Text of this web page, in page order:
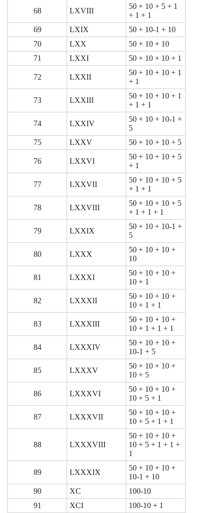
68 LXVIII
50 + 10 + 5 + 1
+ 1 + 1
69
LXIX
50 + 10-1 + 10
70
LXX
50 + 10 + 10
71
LXXI 50 + 10 + 10 + 1
72 LXXII
50 + 10 + 10 + 1
+ 1
73 LXXIII
50 + 10 + 10 + 1
+ 1 + 1
74 LXXIV
50 + 10 + 10-1 +
5
75
LXXV 50 + 10 + 10 + 5
76 LXXVI
50 + 10 + 10 + 5
+ 1
77 LXXVII
50 + 10 + 10 + 5
+ 1 + 1
78 LXXVIII
50 + 10 + 10 + 5
+ 1 + 1 + 1
79 LXXIX
50 + 10 + 10-1 +
5
80 LXXX
50 + 10 + 10 +
10
81 LXXXI
50 + 10 + 10 +
10 + 1
82 LXXXII
50 + 10 + 10 +
10 + 1 + 1
83 LXXXIII
50 + 10 + 10 +
10 + 1 + 1 + 1
84 LXXXIV
50 + 10 + 10 +
10-1 + 5
85 LXXXV
50 + 10 + 10 +
10 + 5
86 LXXXVI
50 + 10 + 10 +
10 + 5 + 1
87 LXXXVII
50 + 10 + 10 +
10 + 5 + 1 + 1
88 LXXXVIII
50 + 10 + 10 +
10 + 5 + 1 + 1 +
1
89 LXXXIX
50 + 10 + 10 +
10-1 + 10
90
XC
100-10
91
XCI
100-10 + 1